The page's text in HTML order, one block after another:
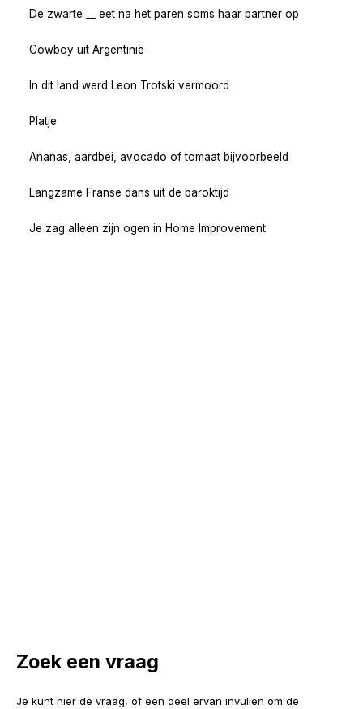
De zwarte __ eet na het paren soms haar partner op
Cowboy uit Argentinië
In dit land werd Leon Trotski vermoord
Platje
Ananas, aardbei, avocado of tomaat bijvoorbeeld
Langzame Franse dans uit de baroktijd
Je zag alleen zijn ogen in Home Improvement
Zoek een vraag
Je kunt hier de vraag, of een deel ervan invullen om de